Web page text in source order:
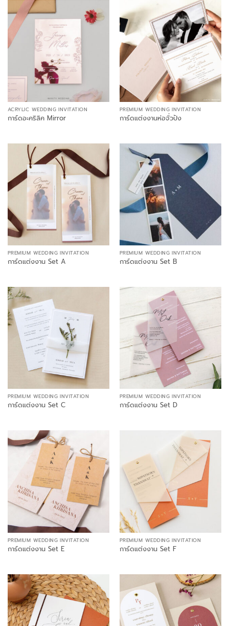
ACRYLIC WEDDING INVITATION
การ์ดอะคริลิค Mirror
PREMIUM WEDDING INVITATION
การ์ดแต่งงานห่อจั่วปัง
PREMIUM WEDDING INVITATION
การ์ดแต่งงาน Set A
PREMIUM WEDDING INVITATION
การ์ดแต่งงาน Set B
PREMIUM WEDDING INVITATION
การ์ดแต่งงาน Set C
PREMIUM WEDDING INVITATION
การ์ดแต่งงาน Set D
PREMIUM WEDDING INVITATION
การ์ดแต่งงาน Set E
PREMIUM WEDDING INVITATION
การ์ดแต่งงาน Set F